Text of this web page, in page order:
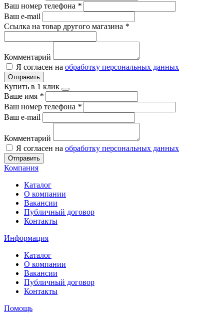
Ваш номер телефона *
Ваш e-mail
Ссылка на товар другого магазина *
Комментарий
Я согласен на обработку персональных данных
Отправить
Купить в 1 клик
Ваше имя *
Ваш номер телефона *
Ваш e-mail
Комментарий
Я согласен на обработку персональных данных
Отправить
Компания
Каталог
О компании
Вакансии
Публичный договор
Контакты
Информация
Каталог
О компании
Вакансии
Публичный договор
Контакты
Помощь